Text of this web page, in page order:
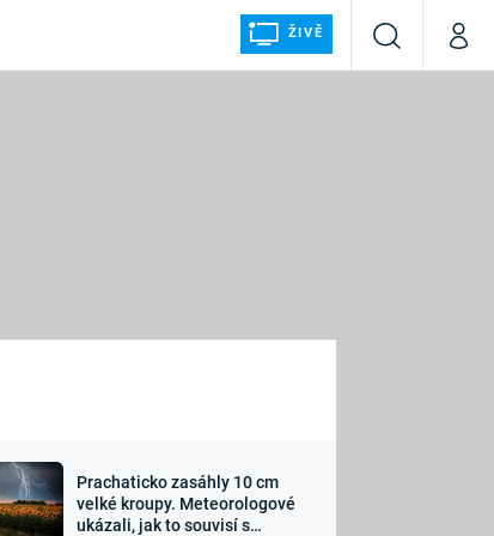
ŽIVĚ
VyhledáváníMůj
Sledujte nás
Prachaticko zasáhly 10 cm
velké kroupy. Meteorologové
ukázali, jak to souvisí s